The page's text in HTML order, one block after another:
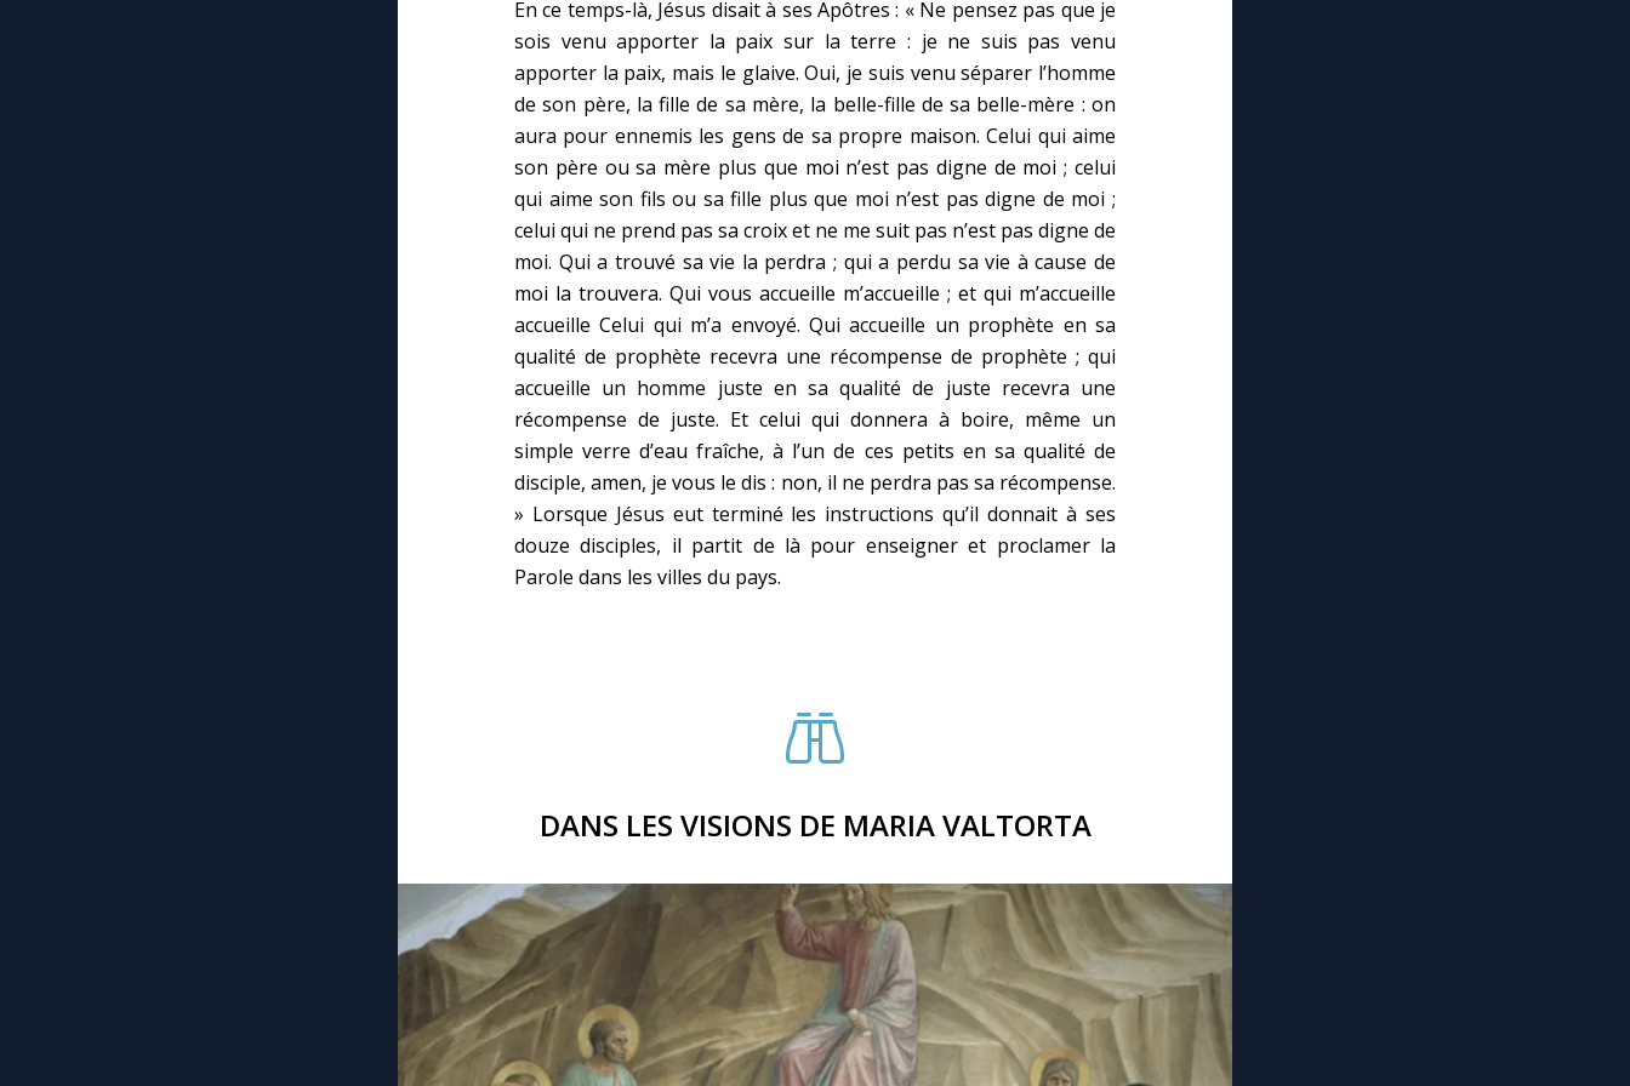
En ce temps-là, Jésus disait à ses Apôtres : « Ne pensez pas que je
sois venu apporter la paix sur la terre : je ne suis pas venu
apporter la paix, mais le glaive. Oui, je suis venu séparer l’homme
de son père, la fille de sa mère, la belle-fille de sa belle-mère : on
aura pour ennemis les gens de sa propre maison. Celui qui aime
son père ou sa mère plus que moi n’est pas digne de moi ; celui
qui aime son fils ou sa fille plus que moi n’est pas digne de moi ;
celui qui ne prend pas sa croix et ne me suit pas n’est pas digne de
moi. Qui a trouvé sa vie la perdra ; qui a perdu sa vie à cause de
moi la trouvera. Qui vous accueille m’accueille ; et qui m’accueille
accueille Celui qui m’a envoyé. Qui accueille un prophète en sa
qualité de prophète recevra une récompense de prophète ; qui
accueille un homme juste en sa qualité de juste recevra une
récompense de juste. Et celui qui donnera à boire, même un
simple verre d’eau fraîche, à l’un de ces petits en sa qualité de
disciple, amen, je vous le dis : non, il ne perdra pas sa récompense.
» Lorsque Jésus eut terminé les instructions qu’il donnait à ses
douze disciples, il partit de là pour enseigner et proclamer la
Parole dans les villes du pays.
DANS LES VISIONS DE MARIA VALTORTA